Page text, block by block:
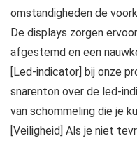
omstandigheden de
De displays zorgen
afgestemd en een
[Led-indicator] bij onze
snarenton over de led-
van schommeling die je
[Veiligheid] Als je niet